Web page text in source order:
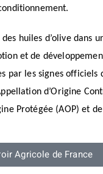
huiles d’olive dans
et de
par les signes officiels
d’Origine
Protégée (AOP) et
Agricole de France